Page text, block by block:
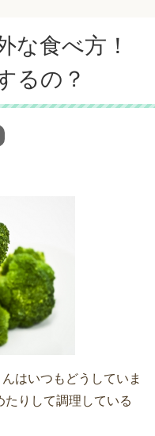
な食べ方！
るの？
はいつもどうしていま
りして調理している